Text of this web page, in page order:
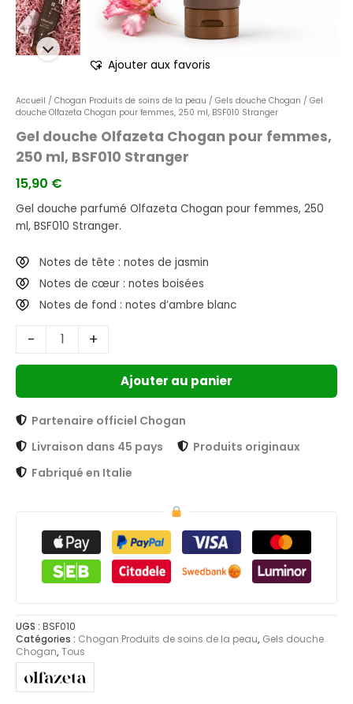
Ajouter aux favoris
Accueil / Chogan Produits de soins de la peau / Gels douche Chogan / Gel
douche Olfazeta Chogan pour femmes, 250 ml, BSF010 Stranger
Gel douche Olfazeta Chogan pour femmes,
250 ml, BSF010 Stranger
15,90 €
Gel douche parfumé Olfazeta Chogan pour femmes, 250
ml, BSF010 Stranger.
Notes de tête : notes de jasmin
Notes de cœur : notes boisées
Notes de fond : notes d’ambre blanc
- +
Ajouter au panier
Partenaire officiel Chogan
Livraison dans 45 pays
Produits originaux
Fabriqué en Italie
UGS : BSF010
Catégories : Chogan Produits de soins de la peau, Gels douche
Chogan,Tous